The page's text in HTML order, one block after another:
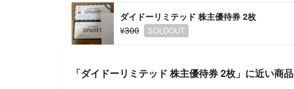
ダイドーリミテッド 株主優待券 2枚
¥300
SOLDOUT
「ダイドーリミテッド 株主優待券 2枚」に近い商品